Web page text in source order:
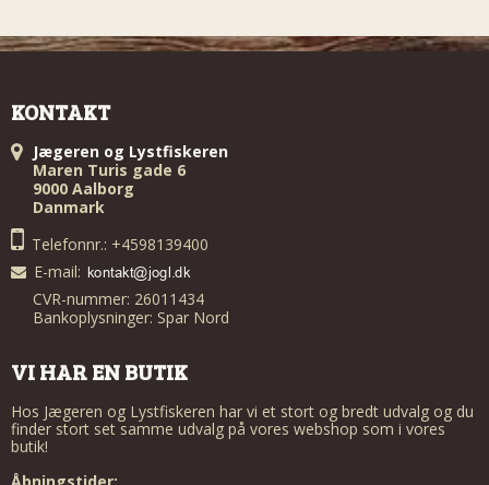
KONTAKT
Jægeren og Lystfiskeren
Maren Turis gade 6
9000 Aalborg
Danmark
Telefonnr.: +4598139400
E-mail:
CVR-nummer: 26011434
Bankoplysninger: Spar Nord
VI HAR EN BUTIK
Hos Jægeren og Lystfiskeren har vi et stort og bredt udvalg og du
finder stort set samme udvalg på vores webshop som i vores
butik!